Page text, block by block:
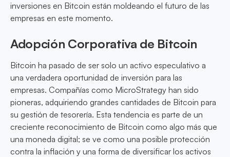
inversiones en Bitcoin están moldeando el futuro de las
empresas en este momento.
Adopción Corporativa de Bitcoin
Bitcoin ha pasado de ser solo un activo especulativo a
una verdadera oportunidad de inversión para las
empresas. Compañías como MicroStrategy han sido
pioneras, adquiriendo grandes cantidades de Bitcoin para
su gestión de tesorería. Esta tendencia es parte de un
creciente reconocimiento de Bitcoin como algo más que
una moneda digital; se ve como una posible protección
contra la inflación y una forma de diversificar los activos